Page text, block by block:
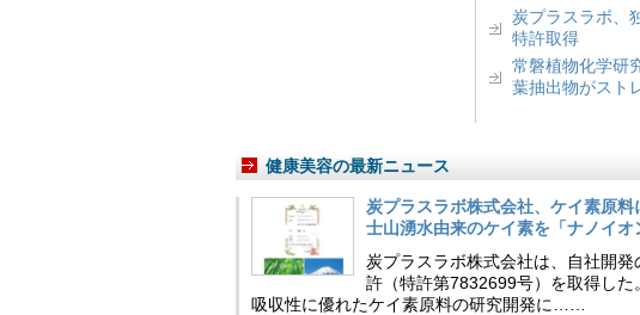
炭プラスラボ、
特許取得
常磐植物化学研
葉抽出物がスト
健康美容の最新ニュース
炭プラスラボ株式会社、ケイ素原
士山湧水由来のケイ素を「ナノイ
炭プラスラボ株式会社は、自社開
許（特許第7832699号）を取得し
吸収性に優れたケイ素原料の研究開発に……